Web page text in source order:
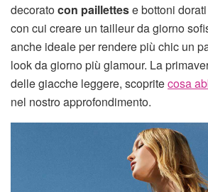
decoratocon paillettese bottoni
con cui creare un tailleur da giorno
anche ideale per rendere più chic un
look da giorno più glamour. La
delle giacche leggere, scopritecosa
nel nostro approfondimento.